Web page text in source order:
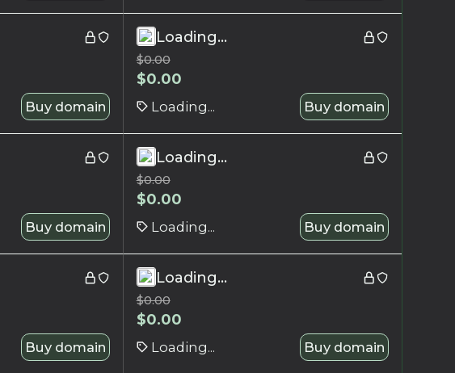
Buy domain
Loading...
$0.00
$0.00
Loading... Buy domain
Buy domain
Loading...
$0.00
$0.00
Loading... Buy domain
Buy domain
Loading...
$0.00
$0.00
Loading... Buy domain